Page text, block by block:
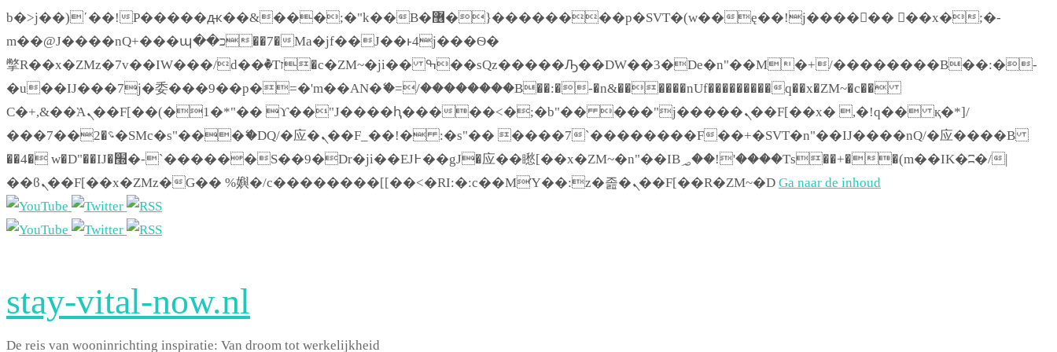
b�>j��)΄��!P�����ԫ��&���;�"k��B�޶�}��������p�SVT�(w��ę��!j������ ��x�;�-
m��@J����nQ+���պ��כ��7�Ma�jf��J��ͱ4j���Ѳ�
撆R��x�ZMz�7v��IW���/d��ٞ�Тז�c�ZM~�ji�� ߒ��sQz�����Ԡ��DW��3�De�n"��M�+/��������B��:�-
�u��IJ���7j�委���9��p�=�'m��AN�ޭ�=/��������B��:�-�n&������nUf���������q��x�ZM~�c��
Ϲ�+,&��Ὰܢ��F[��(�1�*"�� ϒ��"J����ԧ�����<�;�b"�� ���"j�����ܢ��F[��x� ,�!q�� қ�*]/
���؝�2��7�SMc�s"���ޭ�DQ/�应�ܢ��F_��!� :�s"�� ����7`��������F��+�SVT�n"��IJ����nQ/�应����B
��4� w�D"��IJ�׭�-`������S��9�Dr�ji��EJ߅��gJ�应��矁[��x�ZM~�n"��IB؃��!'����Тѕ��+��(m��IK�ʭ�/|
��ϐܢ��F[��x�ZMz�G�� %嬩�/c��������[[��<�RI:�:c��MΎ��:z�졾�ܢ��F[��R�ZM~�D Ga naar de inhoud
stay-vital-now.nl
De reis van wooninrichting inspiratie: Van droom tot werkelijkheid